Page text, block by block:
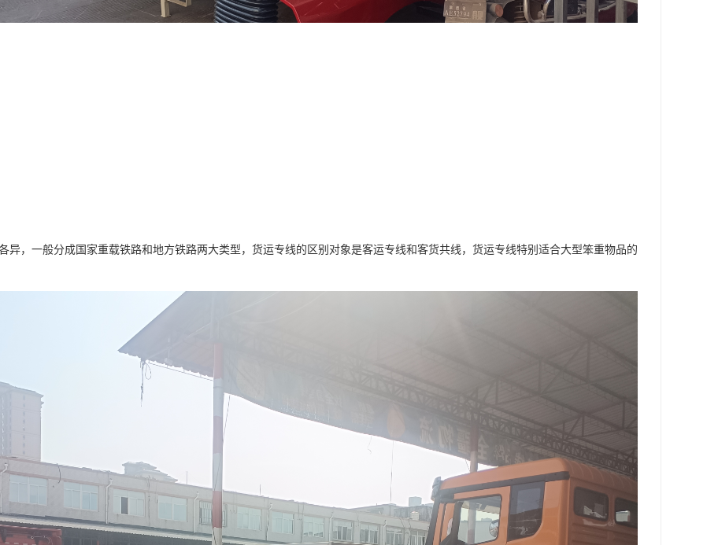
异，一般分成国家重载铁路和地方铁路两大类型，货运专线的区别对象是客运专线和客货共线，货运专线特别适合大型笨重物品的